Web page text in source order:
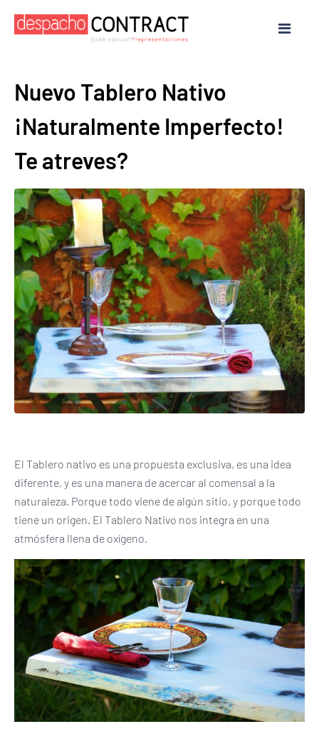
Nuevo Tablero Nativo
¡Naturalmente Imperfecto!
Te atreves?
El Tablero nativo es una propuesta exclusiva, es una idea
diferente, y es una manera de acercar al comensal a la
naturaleza. Porque todo viene de algún sitio, y porque todo
tiene un origen. El Tablero Nativo nos integra en una
atmósfera llena de oxígeno.